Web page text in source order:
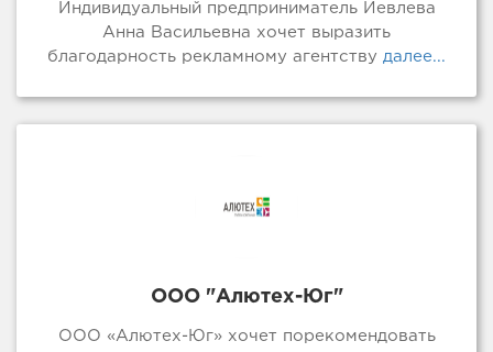
Индивидуальный предприниматель Иевлева
Анна Васильевна хочет выразить
благодарность рекламному агентству далее...
ООО "Алютех-Юг"
ООО «Алютех-Юг» хочет порекомендовать